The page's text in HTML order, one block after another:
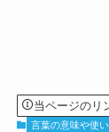
当ページのリ
言葉の意味や使